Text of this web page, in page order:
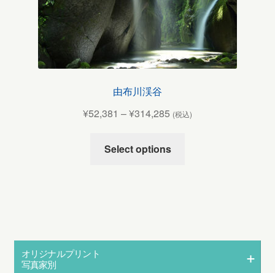
由布川渓谷
¥52,381 –¥314,285 (税込)
Select options
オリジナルプリント
写真家別